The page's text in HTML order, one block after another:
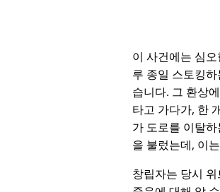
이 사건에는 심
루 종일 스토킹
습니다. 그 환상
타고 가다가, 한
가 도로를 이탈
을 불렀는데, 이
창립자는 당시